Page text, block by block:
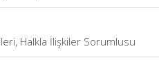
Halkla İlişkiler Sorumlusu